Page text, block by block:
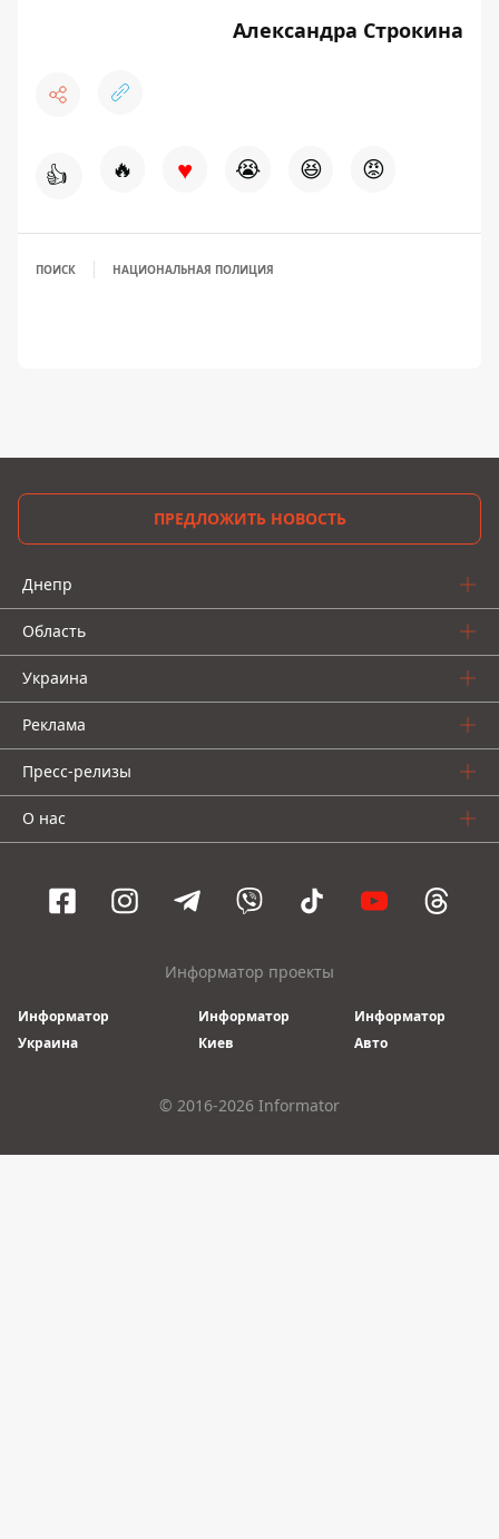
Александра Строкина
👍 🔥 ♥ 😭 😆 😡
ПОИСК НАЦИОНАЛЬНАЯ ПОЛИЦИЯ
ПРЕДЛОЖИТЬ НОВОСТЬ
Днепр
Область
Украина
Реклама
Пресс-релизы
О нас
Информатор проекты
Информатор
Украина
Информатор
Киев
Информатор
Авто
© 2016-2026 Informator